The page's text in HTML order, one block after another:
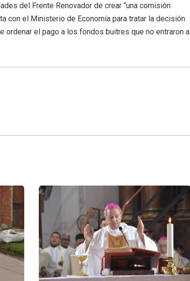
del Frente Renovador de crear “una comisión
con el Ministerio de Economía para tratar la decisión
ordenar el pago a los fondos buitres que no entraron a